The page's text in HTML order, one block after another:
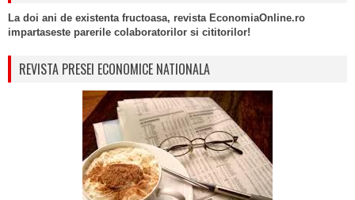
La doi ani de existenta fructoasa, revista EconomiaOnline.ro
impartaseste parerile colaboratorilor si cititorilor!
REVISTA PRESEI ECONOMICE NATIONALA